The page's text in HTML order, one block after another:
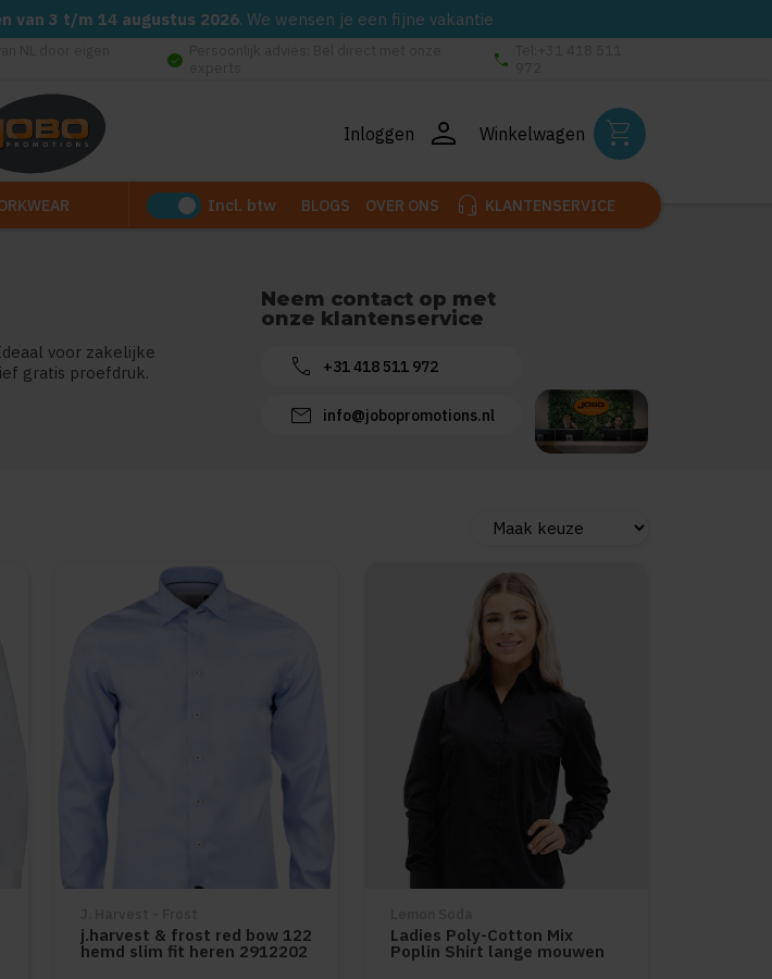
van 3 t/m 14 augustus 2026. We wensen je een fijne vakantie
check_circle phone
Inloggen person Winkelwagen shopping_cart
Incl. btw BLOGS OVER ONS headset_mic KLANTENSERVICE
voor zakelijke
gratis proefdruk.
Neem contact op met
onze klantenservice
call +31 418 511 972
mail info@jobopromotions.nl
j.harvest & frost red bow 122
hemd slim fit heren 2912202
Ladies Poly-Cotton Mix
Poplin Shirt lange mouwen